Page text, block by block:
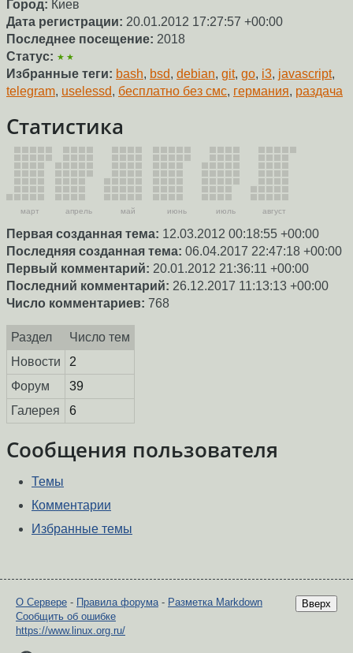
Город: Киев
Дата регистрации: 20.01.2012 17:27:57 +00:00
Последнее посещение: 2018
Статус: ★★
Избранные теги: bash, bsd, debian, git, go, i3, javascript,
telegram, uselessd, бесплатно без смс, германия, раздача
Статистика
март апрель май июнь июль август
Первая созданная тема: 12.03.2012 00:18:55 +00:00
Последняя созданная тема: 06.04.2017 22:47:18 +00:00
Первый комментарий: 20.01.2012 21:36:11 +00:00
Последний комментарий: 26.12.2017 11:13:13 +00:00
Число комментариев: 768
Раздел
Число тем
Новости
2
Форум
39
Галерея
6
Сообщения пользователя
Темы
Комментарии
Избранные темы
Вверх
О Сервере - Правила форума - Разметка Markdown
Сообщить об ошибке
https://www.linux.org.ru/